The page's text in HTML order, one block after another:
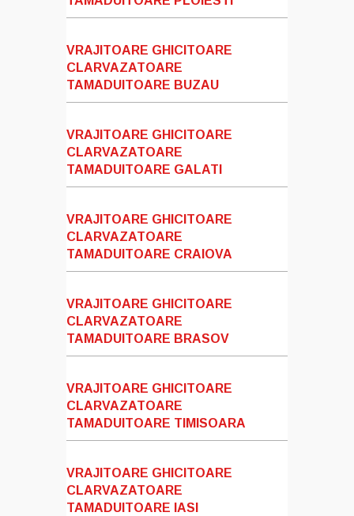
VRAJITOARE GHICITOARE
CLARVAZATOARE
TAMADUITOARE BUZAU
VRAJITOARE GHICITOARE
CLARVAZATOARE
TAMADUITOARE GALATI
VRAJITOARE GHICITOARE
CLARVAZATOARE
TAMADUITOARE CRAIOVA
VRAJITOARE GHICITOARE
CLARVAZATOARE
TAMADUITOARE BRASOV
VRAJITOARE GHICITOARE
CLARVAZATOARE
TAMADUITOARE TIMISOARA
VRAJITOARE GHICITOARE
CLARVAZATOARE
TAMADUITOARE IASI